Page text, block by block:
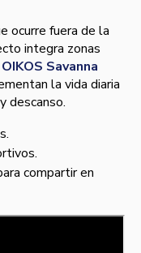
ocurre fuera de la
integra zonas
OIKOS Savanna
la vida diaria
descanso.
compartir en